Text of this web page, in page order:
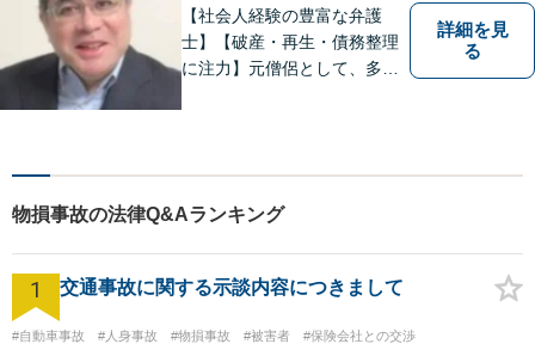
【社会人経験の豊富な弁護
士】【破産・再生・債務整理
に注力】元僧侶として、多く
は何か」を常に考え、アドバ
詳細を見
る
物損事故の法律Q&Aランキング
1 交通事故に関する示談内容につきまして
#自動車事故 #人身事故 #物損事故 #被害者 #保険会社との交渉